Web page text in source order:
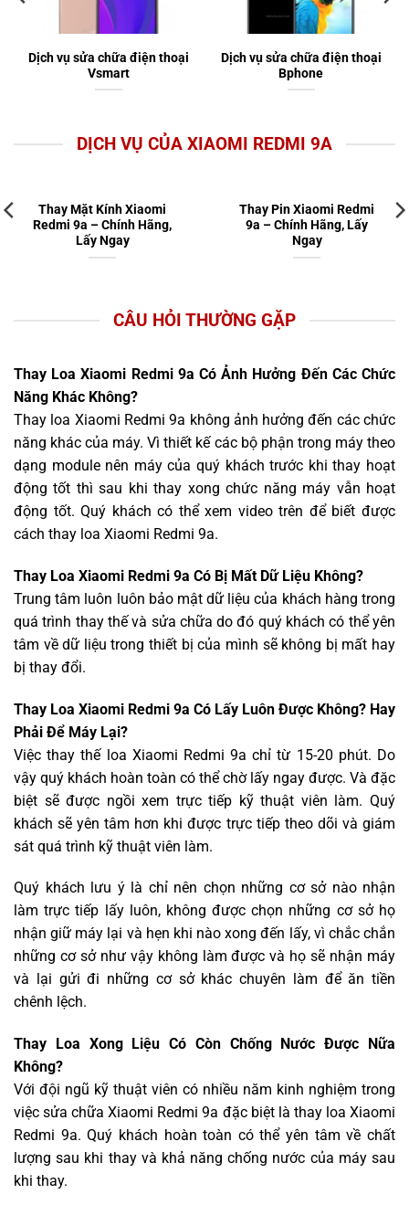
Dịch vụ sửa chữa điện thoại
Vsmart
Dịch vụ sửa chữa điện thoại
Bphone
DỊCH VỤ CỦA XIAOMI REDMI 9A
Thay Mặt Kính Xiaomi
Redmi 9a – Chính Hãng,
Lấy Ngay
Thay Pin Xiaomi Redmi
9a – Chính Hãng, Lấy
Ngay
CÂU HỎI THƯỜNG GẶP
Thay Loa Xiaomi Redmi 9a Có Ảnh Hưởng Đến Các Chức
Năng Khác Không?
Thay loa Xiaomi Redmi 9a không ảnh hưởng đến các chức
năng khác của máy. Vì thiết kế các bộ phận trong máy theo
dạng module nên máy của quý khách trước khi thay hoạt
động tốt thì sau khi thay xong chức năng máy vẫn hoạt
động tốt. Quý khách có thể xem video trên để biết được
cách thay loa Xiaomi Redmi 9a.
Thay Loa Xiaomi Redmi 9a Có Bị Mất Dữ Liệu Không?
Trung tâm luôn luôn bảo mật dữ liệu của khách hàng trong
quá trình thay thế và sửa chữa do đó quý khách có thể yên
tâm về dữ liệu trong thiết bị của mình sẽ không bị mất hay
bị thay đổi.
Thay Loa Xiaomi Redmi 9a Có Lấy Luôn Được Không? Hay
Phải Để Máy Lại?
Việc thay thế loa Xiaomi Redmi 9a chỉ từ 15-20 phút. Do
vậy quý khách hoàn toàn có thể chờ lấy ngay được. Và đặc
biệt sẽ được ngồi xem trực tiếp kỹ thuật viên làm. Quý
khách sẽ yên tâm hơn khi được trực tiếp theo dõi và giám
sát quá trình kỹ thuật viên làm.
Quý khách lưu ý là chỉ nên chọn những cơ sở nào nhận
làm trực tiếp lấy luôn, không được chọn những cơ sở họ
nhận giữ máy lại và hẹn khi nào xong đến lấy, vì chắc chắn
những cơ sở như vậy không làm được và họ sẽ nhận máy
và lại gửi đi những cơ sở khác chuyên làm để ăn tiền
chênh lệch.
Thay Loa Xong Liệu Có Còn Chống Nước Được Nữa
Không?
Với đội ngũ kỹ thuật viên có nhiều năm kinh nghiệm trong
việc sửa chữa Xiaomi Redmi 9a đặc biệt là thay loa Xiaomi
Redmi 9a. Quý khách hoàn toàn có thể yên tâm về chất
lượng sau khi thay và khả năng chống nước của máy sau
khi thay.